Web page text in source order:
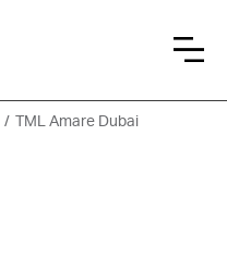
/ TML Amare Dubai